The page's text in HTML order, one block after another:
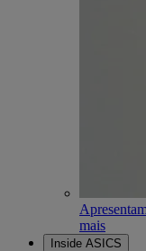
mais
Inside ASICS